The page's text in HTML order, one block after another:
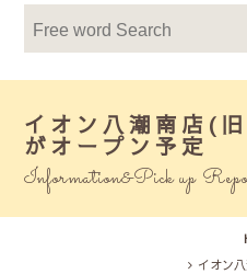
イオン八潮南店(
がオープン予定
Information&Pick up
イオン